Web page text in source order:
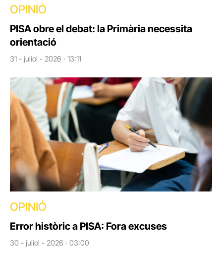
OPINIÓ
PISA obre el debat: la Primària necessita
orientació
31 - juliol - 2026 · 13:11
OPINIÓ
Error històric a PISA: Fora excuses
30 - juliol - 2026 · 03:00